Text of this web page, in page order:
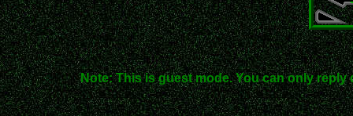
Note: This is guest mode. You can only